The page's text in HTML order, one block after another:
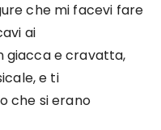
che mi facevi fare
ai
giacca e cravatta,
e ti
che si erano